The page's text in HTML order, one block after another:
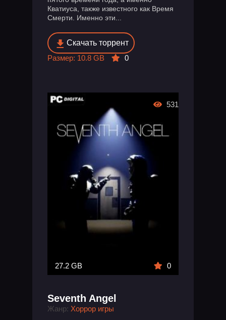
Кватиуса, также известного как Время
Смерти. Именно эти...
Скачать торрент
Размер: 10.8 GB
0
27.2 GB 0
Seventh Angel
Жанр: Хоррор игры
531